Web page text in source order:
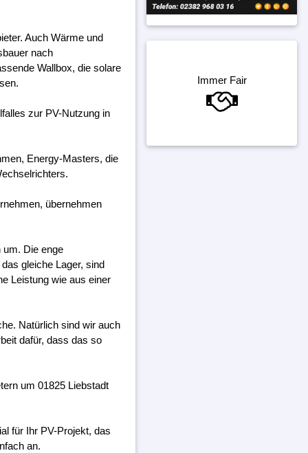
Auch Wärme und
nach
Wallbox, die solare
zur PV-Nutzung in
Energy-Masters, die
übernehmen
um. Die enge
gleiche Lager, sind
Leistung wie aus einer
Natürlich sind wir auch
dafür, dass das so
um 01825 Liebstadt
für Ihr PV-Projekt, das
an.
Immer Fair